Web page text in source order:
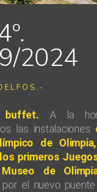
2024
buffet. A la
las instalaciones
de
primeros
de
el nuevo